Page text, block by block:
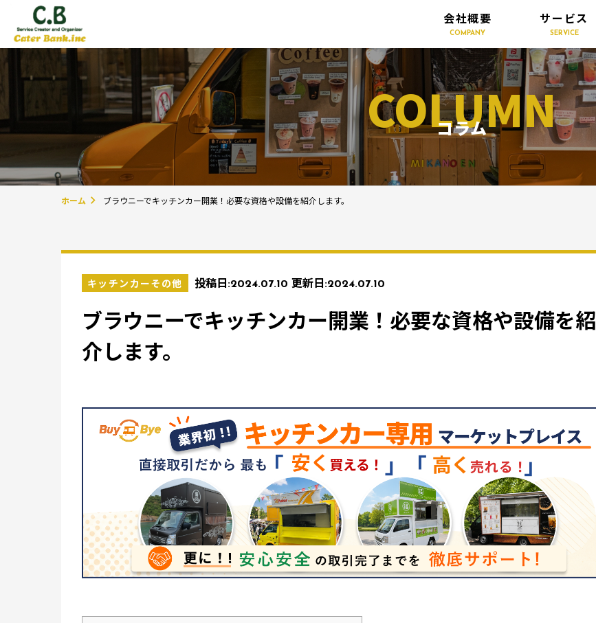
会社概要
COMPANY
サービス
SERVICE
COLUMN
コラム
ホーム ブラウニーでキッチンカー開業！必要な資格や設備を紹介します。
キッチンカーその他 投稿日:2024.07.10 更新日:2024.07.10
ブラウニーでキッチンカー開業！必要な資格や設備を紹
介します。